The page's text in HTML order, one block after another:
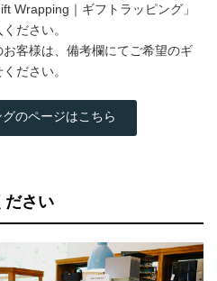
Wrapping｜ギフトラッピング」
ださい。
客様は、備考欄にてご希望のギ
ださい。
のページはこちら
ださい